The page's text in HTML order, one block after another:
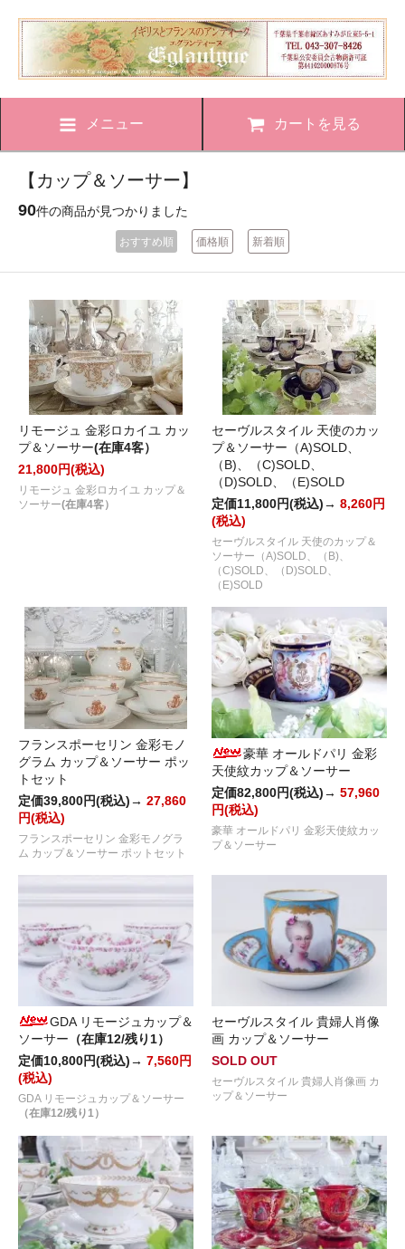
メニュー カートを見る
【カップ＆ソーサー】
90件の商品が見つかりました
おすすめ順 価格順 新着順
リモージュ 金彩ロカイユ カッ
プ＆ソーサー(在庫4客）
21,800円(税込)
リモージュ 金彩ロカイユ カップ＆
ソーサー(在庫4客）
セーヴルスタイル 天使のカッ
プ＆ソーサー（A)SOLD、
（B)、（C)SOLD、
（D)SOLD、（E)SOLD
定価11,800円(税込)→ 8,260円
(税込)
セーヴルスタイル 天使のカップ＆
ソーサー（A)SOLD、（B)、
（C)SOLD、（D)SOLD、
（E)SOLD
フランスポーセリン 金彩モノ
グラム カップ＆ソーサー ポッ
トセット
定価39,800円(税込)→ 27,860
円(税込)
フランスポーセリン 金彩モノグラ
ム カップ＆ソーサー ポットセット
豪華 オールドパリ 金彩
天使紋カップ＆ソーサー
定価82,800円(税込)→ 57,960
円(税込)
豪華 オールドパリ 金彩天使紋カッ
プ＆ソーサー
GDA リモージュカップ＆
ソーサー （在庫12/残り1）
定価10,800円(税込)→ 7,560円
(税込)
GDA リモージュカップ＆ソーサー
（在庫12/残り1）
セーヴルスタイル 貴婦人肖像
画 カップ＆ソーサー
SOLD OUT
セーヴルスタイル 貴婦人肖像画 カ
ップ＆ソーサー